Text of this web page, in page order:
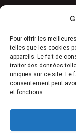
Pour offrir les
telles que les cookies
appareils. Le fait de
traiter des données
uniques sur ce site. Le
consentement peut
et fonctions.
Garantie &
Déstockage
Réalisations
FAQ
Blog
Contact